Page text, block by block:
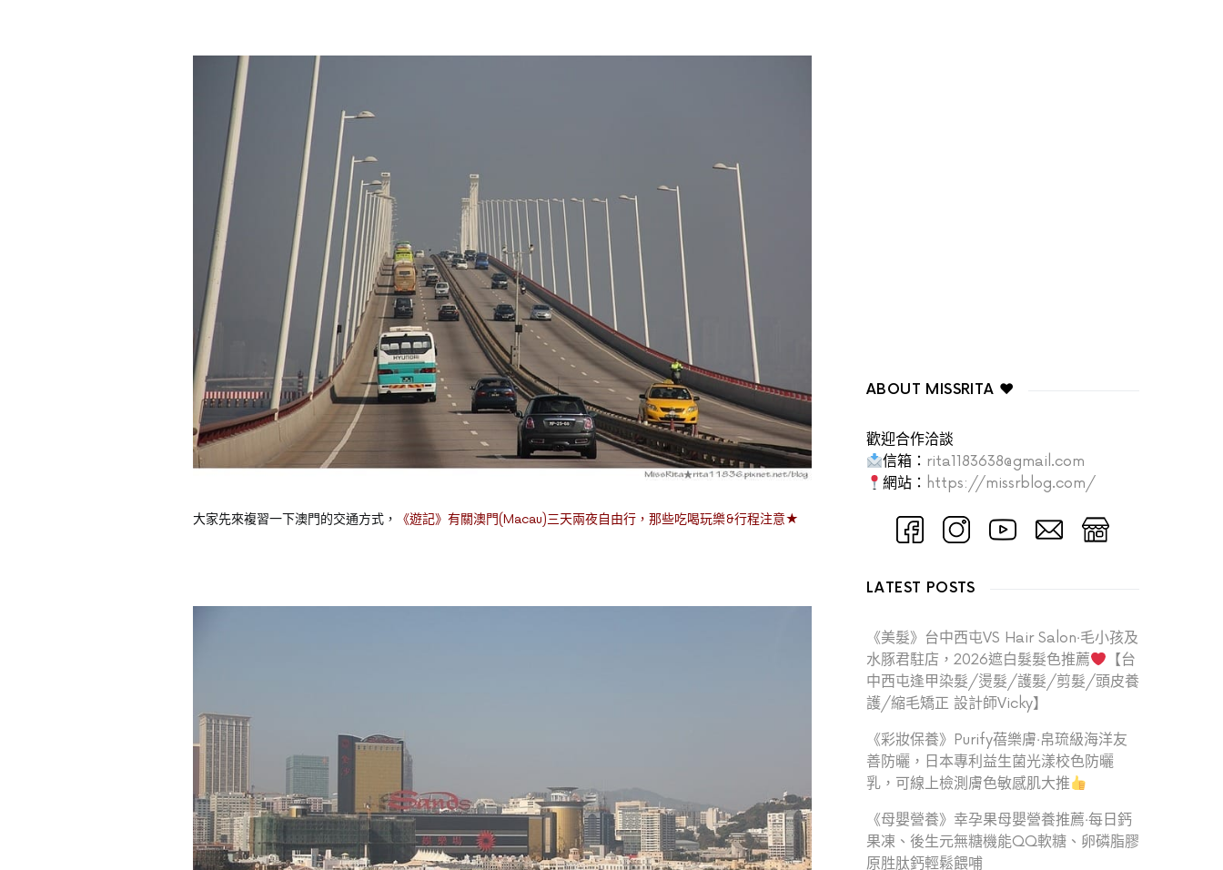
大家先來複習一下澳門的交通方式， 《遊記》有關澳門(Macau)三天兩夜自由行，那些吃喝玩樂&行程注意★
ABOUT MISSRITA ♥
歡迎合作洽談
信箱： rita1183638@gmail.com
網站： https://missrblog.com/
LATEST POSTS
《美髮》台中西屯VS Hair Salon‧毛小孩及
水豚君駐店，2026遮白髮髮色推薦
【台
中西屯逢甲染髮/燙髮/護髮/剪髮/頭皮養
護/縮毛矯正 設計師Vicky】
《彩妝保養》Purify蓓樂膚‧帛琉級海洋友
善防曬，日本專利益生菌光漾校色防曬
乳，可線上檢測膚色敏感肌大推
《母嬰營養》幸孕果母嬰營養推薦‧每日鈣
果凍、後生元無糖機能QQ軟糖、卵磷脂膠
原胜肽鈣輕鬆餵哺